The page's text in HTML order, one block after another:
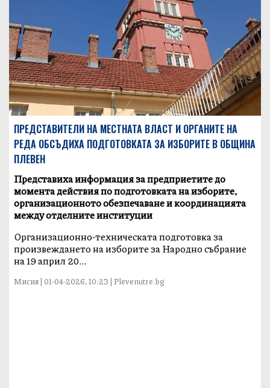
ПРЕДСТАВИТЕЛИ НА МЕСТНАТА ВЛАСТ И ОРГАНИТЕ НА
РЕДА ОБСЪДИХА ПОДГОТОВКАТА ЗА ИЗБОРИТЕ В ОБЩИНА
ПЛЕВЕН
Представиха информация за предприетите до
момента действия по подготовката на изборите,
организационното обезпечаване и координацията
между отделните институции
Организационно-техническата подготовка за
произвеждането на изборите за Народно събрание
на 19 април 20...
Мисия | 01-04-2026, 10:23 | Plevenutre.bg